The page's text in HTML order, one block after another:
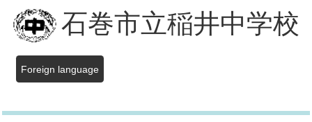
石巻市立稲井中学校
Foreign language